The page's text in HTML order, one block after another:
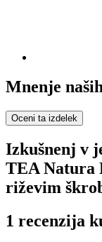
Mnenje
Oceni ta izdelek
Izkušnenj v
TEA Natura
riževim
1 recenzija